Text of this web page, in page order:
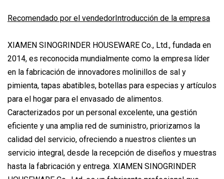
Recomendado por el vendedorIntroducción de la empresa
XIAMEN SINOGRINDER HOUSEWARE Co., Ltd., fundada en
2014, es reconocida mundialmente como la empresa líder
en la fabricación de innovadores molinillos de sal y
pimienta, tapas abatibles, botellas para especias y artículos
para el hogar para el envasado de alimentos.
Caracterizados por un personal excelente, una gestión
eficiente y una amplia red de suministro, priorizamos la
calidad del servicio, ofreciendo a nuestros clientes un
servicio integral, desde la recepción de diseños y muestras
hasta la fabricación y entrega. XIAMEN SINOGRINDER